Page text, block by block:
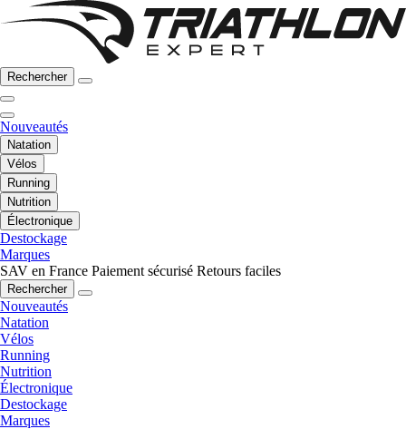
Rechercher
Nouveautés
Natation
Vélos
Running
Nutrition
Électronique
Destockage
Marques
SAV en France Paiement sécurisé Retours faciles
Rechercher
Nouveautés
Natation
Vélos
Running
Nutrition
Électronique
Destockage
Marques